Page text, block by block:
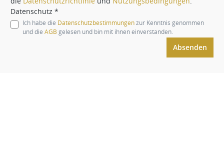
Datenschutz *
Ich habe die Datenschutzbestimmungenzur Kenntnis genommen
und die AGB gelesen und bin mit ihnen einverstanden.
Absenden